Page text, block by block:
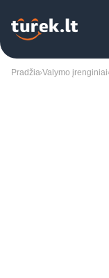
Pradžia Valymo įrenginiai